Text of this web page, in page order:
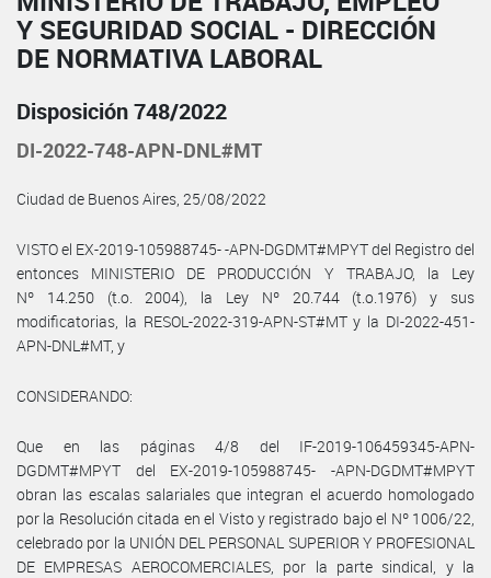
Y SEGURIDAD SOCIAL - DIRECCIÓN
DE NORMATIVA LABORAL
Disposición 748/2022
DI-2022-748-APN-DNL#MT
Ciudad de Buenos Aires, 25/08/2022
VISTO el EX-2019-105988745- -APN-DGDMT#MPYT del Registro del
entonces MINISTERIO DE PRODUCCIÓN Y TRABAJO, la Ley
Nº 14.250 (t.o. 2004), la Ley Nº 20.744 (t.o.1976) y sus
modificatorias, la RESOL-2022-319-APN-ST#MT y la DI-2022-451-
APN-DNL#MT, y
CONSIDERANDO:
Que en las páginas 4/8 del IF-2019-106459345-APN-
DGDMT#MPYT del EX-2019-105988745- -APN-DGDMT#MPYT
obran las escalas salariales que integran el acuerdo homologado
por la Resolución citada en el Visto y registrado bajo el Nº 1006/22,
celebrado por la UNIÓN DEL PERSONAL SUPERIOR Y PROFESIONAL
DE EMPRESAS AEROCOMERCIALES, por la parte sindical, y la